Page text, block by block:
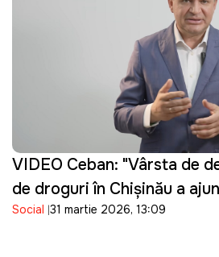
VIDEO Ceban: "Vârsta de
de droguri în Chișinău a
Guvernarea cu ce se ocupă?"
Social 31 martie 2026, 13:09